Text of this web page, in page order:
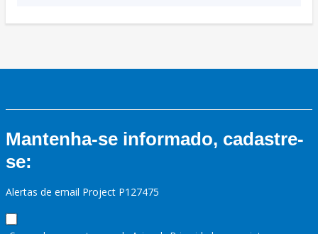
Mantenha-se informado, cadastre-
se:
Alertas de email Project P127475